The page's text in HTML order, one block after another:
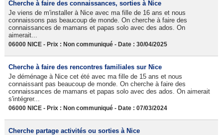
Cherche à faire des connaissances, sorties à Nice
Je viens de m'installer à Nice avec ma fille de 16 ans et nous
connaissons pas beaucoup de monde. On cherche à faire des
connaissances de mamans et papas solo avec des ados. On
aimerait...
06000 NICE - Prix : Non communiqué - Date : 30/04/2025
Cherche à faire des rencontres familiales sur Nice
Je déménage à Nice cet été avec ma fille de 15 ans et nous
connaissant pas beaucoup de monde. On cherche à faire des
connaissances de mamans et papas solo avec des ados. On aimerait
s'intégrer...
06000 NICE - Prix : Non communiqué - Date : 07/03/2024
Cherche partage activités ou sorties à Nice